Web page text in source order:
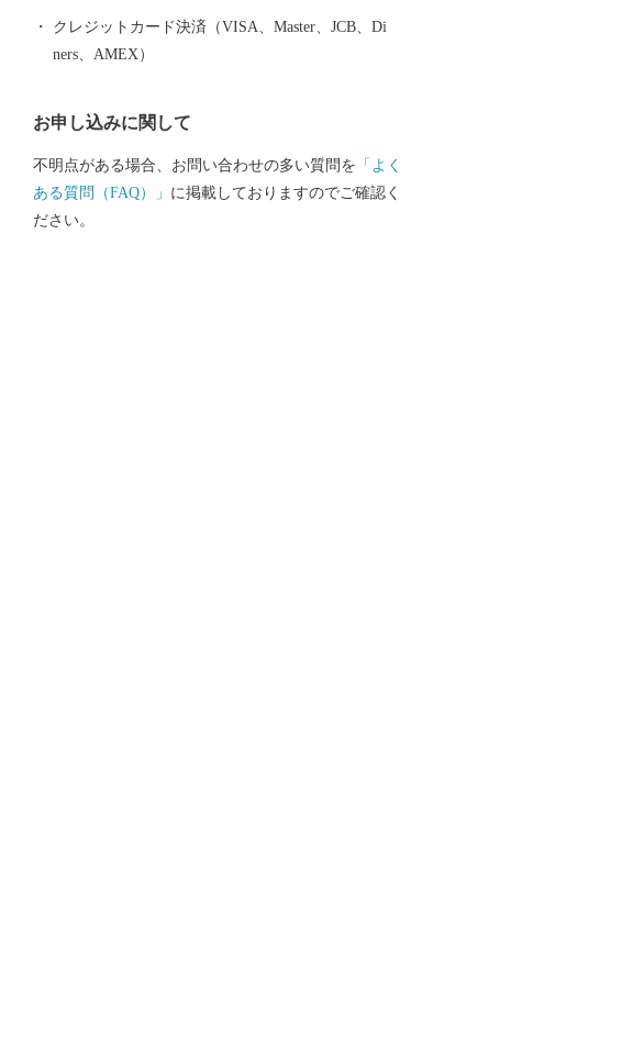
ます。 上毛町（こうげまち）の将来像「みんなが輝く
クレジットカード決済（VISA、Master、JCB、Di
ners、AMEX）
お申し込みに関して
不明点がある場合、お問い合わせの多い質問を 「よく
ある質問（FAQ）」 に掲載しておりますのでご確認く
ださい。